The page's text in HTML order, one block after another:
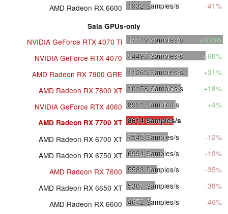
AMD Radeon RX 6600 1932 Samples/s -41%
Sala GPUs-only
NVIDIA GeForce RTX 4070 Ti 17719 Samples/s
+106%
NVIDIA GeForce RTX 4070 14493 Samples/s
+68%
AMD Radeon RX 7900 GRE 11265 Samples/s
+31%
AMD Radeon RX 7800 XT 10158 Samples/s
+18%
NVIDIA GeForce RTX 4060 8991 Samples/s +4%
AMD Radeon RX 7700 XT 8614Samples/s
AMD Radeon RX 6700 XT 7545 Samples/s
-12%
AMD Radeon RX 6750 XT 6994 Samples/s
-19%
AMD Radeon RX 7600 5583 Samples/s
-35%
AMD Radeon RX 6650 XT 5307 Samples/s
-38%
AMD Radeon RX 6600 4672 Samples/s -46%